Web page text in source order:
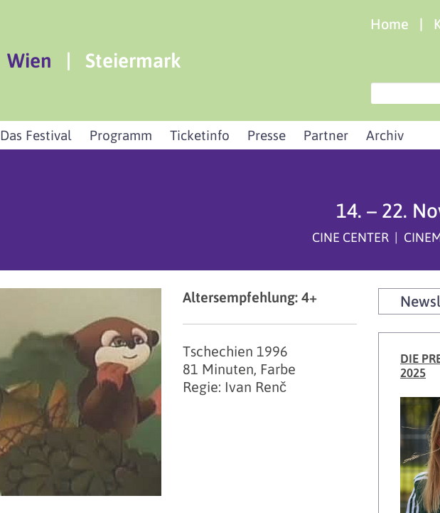
Home |
Wien | Steiermark
Das Festival Programm Ticketinfo Presse Partner Archiv
14. – 22.
CINE CENTER |
Altersempfehlung: 4+
Tschechien 1996
81 Minuten, Farbe
Regie: Ivan Renč
DIE
2025